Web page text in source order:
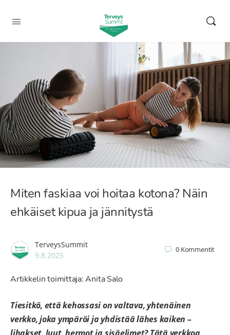
Miten faskiaa voi hoitaa kotona? Näin
ehkäiset kipua ja jännitystä
TerveysSummit
9.8.2025
0 Kommentit
Artikkelin toimittaja: Anita Salo
Tiesitkö, että kehossasi on valtava, yhtenäinen
verkko, joka ympäröi ja yhdistää lähes kaiken –